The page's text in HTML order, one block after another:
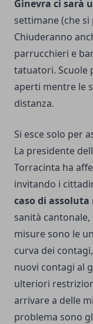
Ginevra ci sarà
settimane (che
Chiuderanno
parrucchieri e
tatuatori. Scuole
aperti mentre le
distanza.
Si esce solo per
La presidente
Torracinta ha
invitando i
caso di assoluta
sanità
misure sono le
curva dei
nuovi contagi al
ulteriori
arrivare a delle
problema sono